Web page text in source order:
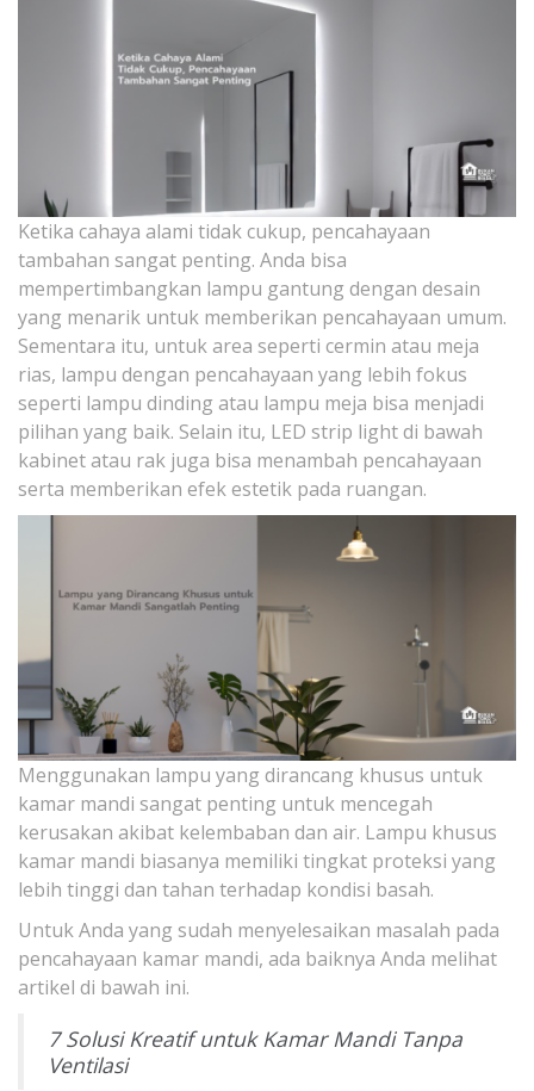
Ketika cahaya alami tidak cukup, pencahayaan
tambahan sangat penting. Anda bisa
mempertimbangkan lampu gantung dengan desain
yang menarik untuk memberikan pencahayaan umum.
Sementara itu, untuk area seperti cermin atau meja
rias, lampu dengan pencahayaan yang lebih fokus
seperti lampu dinding atau lampu meja bisa menjadi
pilihan yang baik. Selain itu, LED strip light di bawah
kabinet atau rak juga bisa menambah pencahayaan
serta memberikan efek estetik pada ruangan.
Menggunakan lampu yang dirancang khusus untuk
kamar mandi sangat penting untuk mencegah
kerusakan akibat kelembaban dan air. Lampu khusus
kamar mandi biasanya memiliki tingkat proteksi yang
lebih tinggi dan tahan terhadap kondisi basah.
Untuk Anda yang sudah menyelesaikan masalah pada
pencahayaan kamar mandi, ada baiknya Anda melihat
artikel di bawah ini.
7 Solusi Kreatif untuk Kamar Mandi Tanpa
Ventilasi